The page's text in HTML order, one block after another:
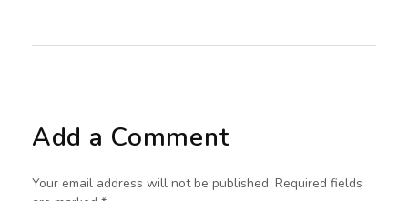
Add a Comment
Your email address will not be published. Required fields